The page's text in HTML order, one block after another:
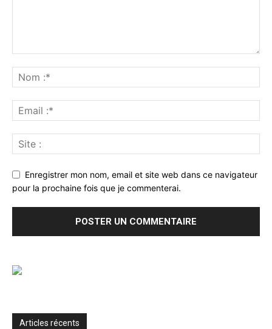
Enregistrer mon nom, email et site web dans ce navigateur
pour la prochaine fois que je commenterai.
Articles récents